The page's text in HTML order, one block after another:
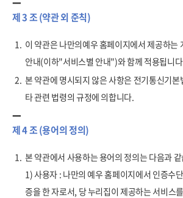
제 3 조 (약관 외 준칙)
1. 이 약관은 나만의예우 홈페이지에서 제공하는
안내(이하"서비스별 안내")와 함께 적용됩니
2. 본 약관에 명시되지 않은 사항은 전기통신기
타 관련 법령의 규정에 의합니다.
제 4 조 (용어의 정의)
1. 본 약관에서 사용하는 용어의 정의는 다음과
1) 사용자 : 나만의 예우 홈페이지에서 인증수
증을 한 자로서, 당 누리집이 제공하는 서비스